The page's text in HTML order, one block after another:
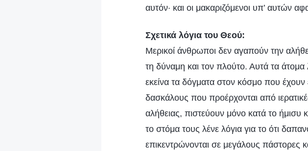
αυτόν· και οι μακαριζόμενοι υπ’ αυτών
Σχετικά λόγια του Θεού:
Μερικοί άνθρωποι δεν αγαπούν την
τη δύναμη και τον πλούτο. Αυτά τα άτομα
εκείνα τα δόγματα στον κόσμο που
δασκάλους που προέρχονται από
αλήθειας, πιστεύουν μόνο κατά το
το στόμα τους λένε λόγια για το ότι
επικεντρώνονται σε μεγάλους πάστορες